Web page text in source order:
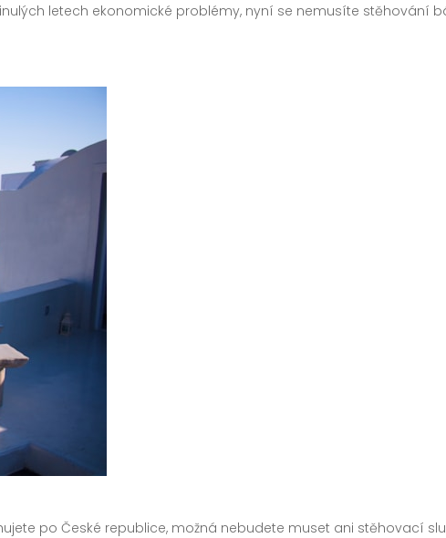
letech ekonomické problémy, nyní se nemusíte stěhování
po České republice, možná nebudete muset ani stěhovací